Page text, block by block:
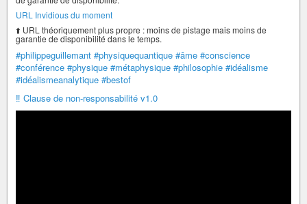
URL Invidious du moment
⬆️ URL théoriquement plus propre : moins de pistage mais moins de
garantie de disponibilité dans le temps.
#philippeguillemant #physiquequantique #âme #conscience
#conférence #physique #métaphysique #philosophie #idéalisme
#idéalismeanalytique #bestof
‼️ Clause de non-responsabilité v1.0